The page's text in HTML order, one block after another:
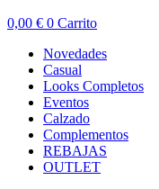
0,00 € 0 Carrito
Novedades
Casual
Looks Completos
Eventos
Calzado
Complementos
REBAJAS
OUTLET